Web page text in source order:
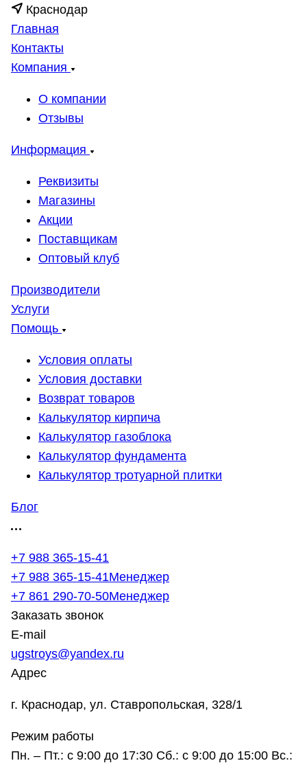
Краснодар
Главная
Контакты
Компания
О компании
Отзывы
Информация
Реквизиты
Магазины
Акции
Поставщикам
Оптовый клуб
Производители
Услуги
Помощь
Условия оплаты
Условия доставки
Возврат товаров
Калькулятор кирпича
Калькулятор газоблока
Калькулятор фундамента
Калькулятор тротуарной плитки
Блог
+7 988 365-15-41
+7 988 365-15-41Менеджер
+7 861 290-70-50Менеджер
Заказать звонок
E-mail
ugstroys@yandex.ru
Адрес
г. Краснодар, ул. Ставропольская, 328/1
Режим работы
Пн. – Пт.: с 9:00 до 17:30 Сб.: с 9:00 до 15:00 Вс.: